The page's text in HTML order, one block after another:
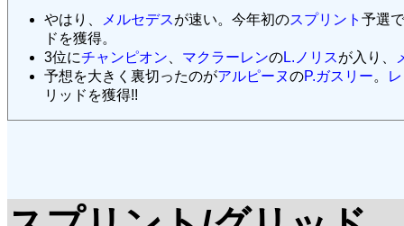
やはり、 メルセデスが速い。今年初のスプリント 予選で
ドを獲得。
3位にチャンピオン マクラーレンのL.ノリスが入り、
予想を大きく裏切ったのがアルピーヌのP.ガスリー。
リッドを獲得!!